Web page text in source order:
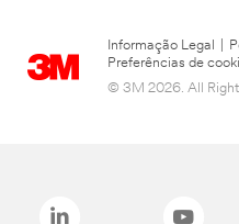
Informação Legal
Preferências de
© 3M 2026. All